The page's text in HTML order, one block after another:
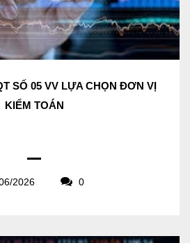
SỐ 05 VV LỰA CHỌN ĐƠN VỊ
KIỂM TOÁN
2026 0